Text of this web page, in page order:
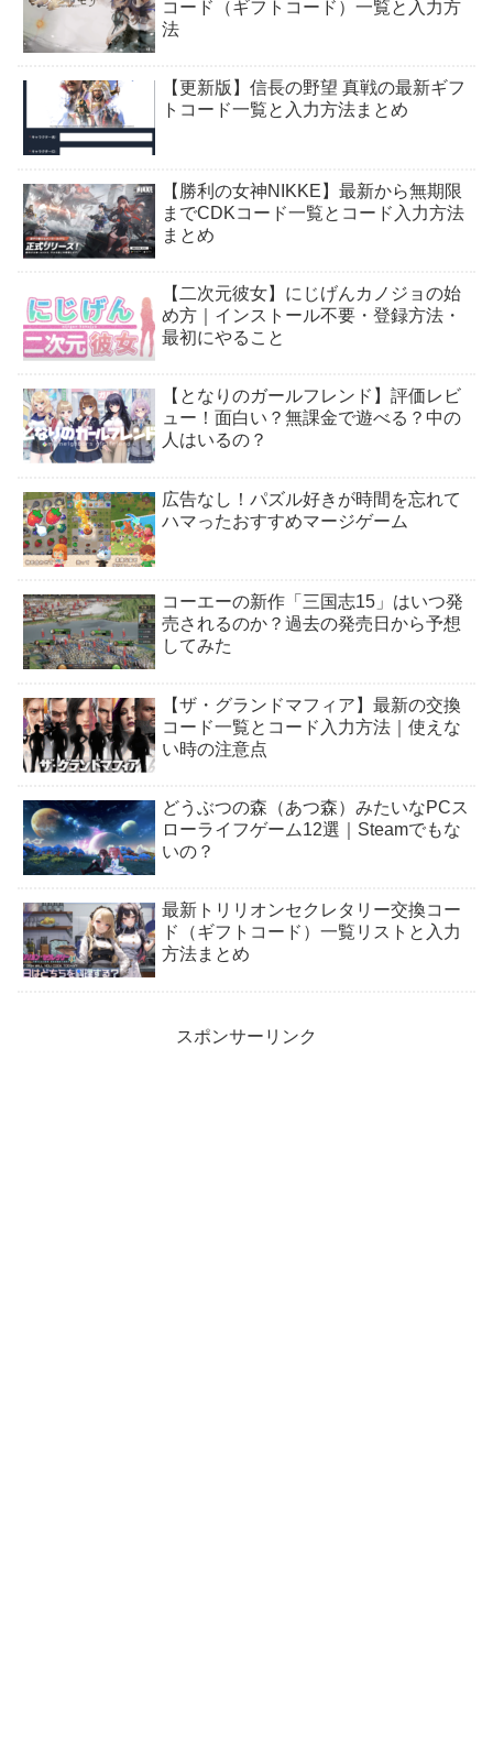
コード（ギフトコード）一覧と入力方
法
【更新版】信長の野望 真戦の最新ギフ
トコード一覧と入力方法まとめ
【勝利の女神NIKKE】最新から無期限
までCDKコード一覧とコード入力方法
まとめ
【二次元彼女】にじげんカノジョの始
め方｜インストール不要・登録方法・
最初にやること
【となりのガールフレンド】評価レビ
ュー！面白い？無課金で遊べる？中の
人はいるの？
広告なし！パズル好きが時間を忘れて
ハマったおすすめマージゲーム
コーエーの新作「三国志15」はいつ発
売されるのか？過去の発売日から予想
してみた
【ザ・グランドマフィア】最新の交換
コード一覧とコード入力方法｜使えな
い時の注意点
どうぶつの森（あつ森）みたいなPCス
ローライフゲーム12選｜Steamでもな
いの？
最新トリリオンセクレタリー交換コー
ド（ギフトコード）一覧リストと入力
方法まとめ
スポンサーリンク